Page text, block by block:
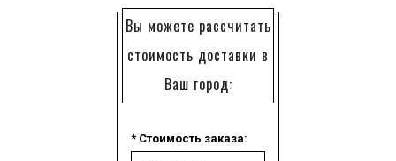
Вы можете рассчитать
стоимость доставки в
Ваш город:
* Стоимость заказа: